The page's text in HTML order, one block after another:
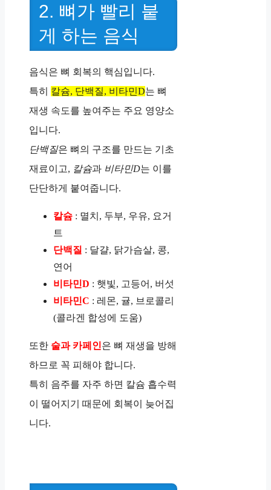
2. 뼈가 빨리 붙
게 하는 음식
음식은 뼈 회복의 핵심입니다.
특히 칼슘, 단백질, 비타민D는 뼈
재생 속도를 높여주는 주요 영양소
입니다.
단백질은 뼈의 구조를 만드는 기초
재료이고, 칼슘과 비타민D는 이를
단단하게 붙여줍니다.
칼슘 : 멸치, 두부, 우유, 요거
트
단백질 : 달걀, 닭가슴살, 콩,
연어
비타민D : 햇빛, 고등어, 버섯
비타민C : 레몬, 귤, 브로콜리
(콜라겐 합성에 도움)
또한 술과 카페인은 뼈 재생을 방해
하므로 꼭 피해야 합니다.
특히 음주를 자주 하면 칼슘 흡수력
이 떨어지기 때문에 회복이 늦어집
니다.